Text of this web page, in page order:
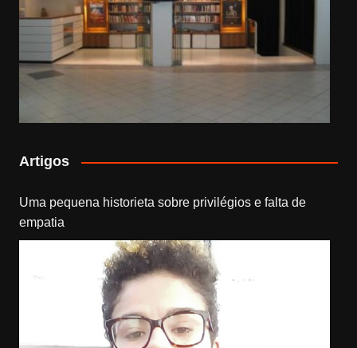
Artigos
Uma pequena historieta sobre privilégios e falta de
empatia